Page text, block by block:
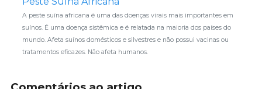
A peste suína africana é uma das doenças virais mais importantes em
suínos. É uma doença sistêmica e é relatada na maioria dos países do
mundo. Afeta suínos domésticos e silvestres e não possui vacinas ou
tratamentos eficazes. Não afeta humanos.